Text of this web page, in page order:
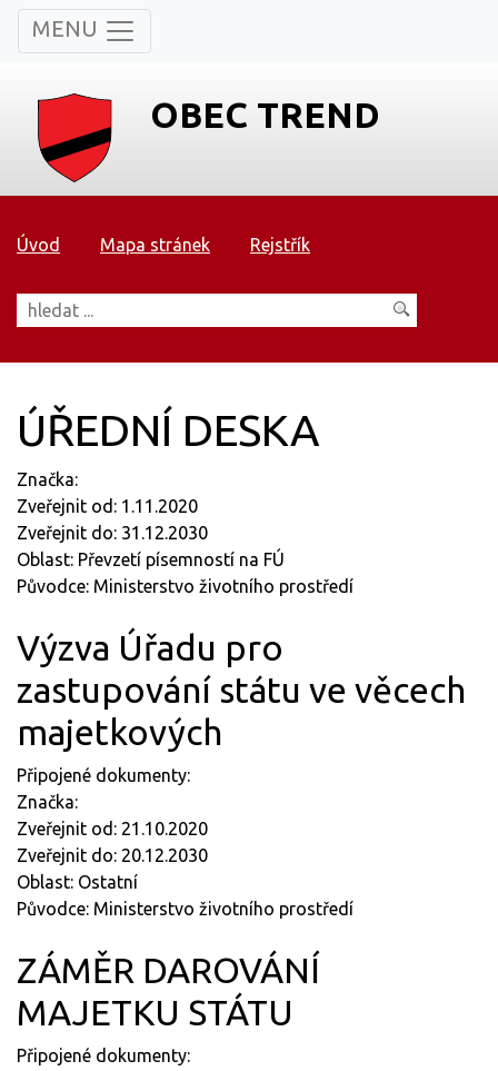
MENU
OBEC TREND
Úvod Mapa stránek Rejstřík
ÚŘEDNÍ DESKA
Značka:
Zveřejnit od: 1.11.2020
Zveřejnit do: 31.12.2030
Oblast: Převzetí písemností na FÚ
Původce: Ministerstvo životního prostředí
Výzva Úřadu pro
zastupování státu ve věcech
majetkových
Připojené dokumenty:
Značka:
Zveřejnit od: 21.10.2020
Zveřejnit do: 20.12.2030
Oblast: Ostatní
Původce: Ministerstvo životního prostředí
ZÁMĚR DAROVÁNÍ
MAJETKU STÁTU
Připojené dokumenty: